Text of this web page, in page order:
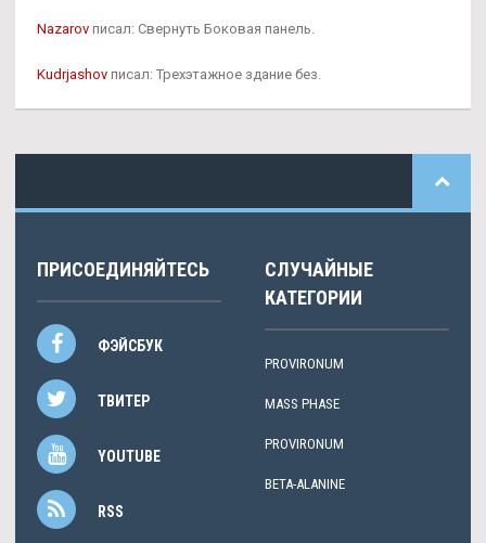
Nazarov писал: Свернуть Боковая панель.
Kudrjashov писал: Трехэтажное здание без.
ПРИСОЕДИНЯЙТЕСЬ
ФЭЙСБУК
ТВИТЕР
YOUTUBE
RSS
СЛУЧАЙНЫЕ
КАТЕГОРИИ
PROVIRONUM
MASS PHASE
PROVIRONUM
BETA-ALANINE